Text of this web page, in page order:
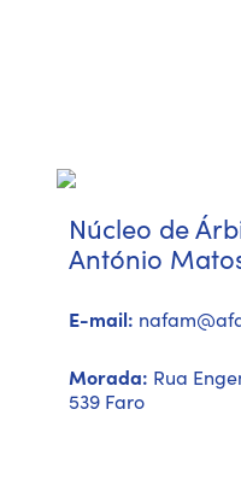
Núcleo de
António
E-mail:
Morada: Rua
539 Faro